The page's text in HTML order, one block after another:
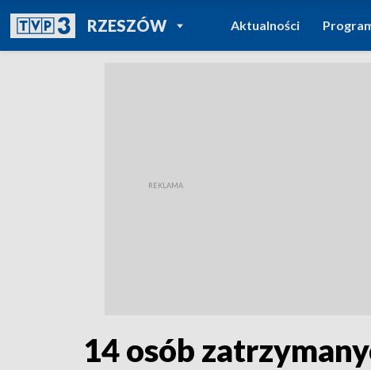
RZESZÓWPOWRÓT DO
TVP REGIONY
Aktualności
14 osób